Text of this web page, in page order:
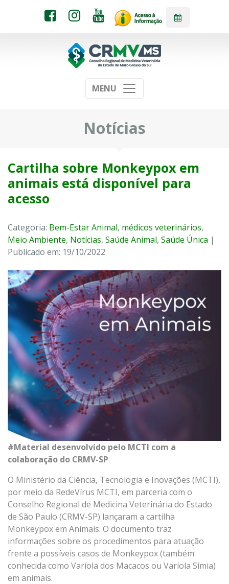
MENU
Notícias
Cartilha sobre Monkeypox em
animais está disponível para
acesso
Categoria: Bem-Estar Animal, médicos veterinários,
Meio Ambiente, Notícias, Saúde Animal, Saúde Única |
Publicado em: 19/10/2022
#Material desenvolvido pelo MCTI com a
colaboração do CRMV-SP
O Ministério da Ciência, Tecnologia e Inovações (MCTI),
por meio da RedeVírus MCTI, em parceria com o
Conselho Regional de Medicina Veterinária do Estado
de São Paulo (CRMV-SP) lançaram a cartilha
Monkeypox em Animais. O documento traz
informações sobre os procedimentos para atuação
frente a possíveis casos de Monkeypox (também
conhecida como Varíola dos Macacos ou Varíola Símia)
em animais.